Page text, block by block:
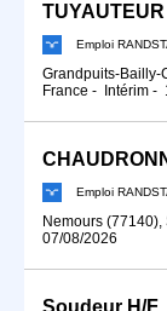
TUYAUTEUR
Emploi
Grandpuits-Bailly-
France - Intérim -
Emploi
Nemours
07/08/2026
Soudeur H/F